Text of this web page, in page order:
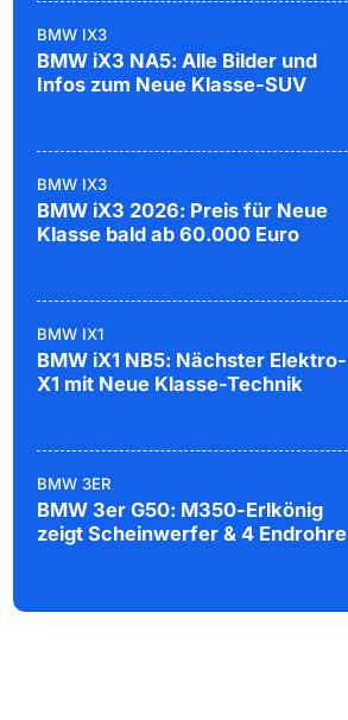
BMW IX3
BMW iX3 NA5: Alle Bilder und
Infos zum Neue Klasse-SUV
BMW IX3
BMW iX3 2026: Preis für Neue
Klasse bald ab 60.000 Euro
BMW IX1
BMW iX1 NB5: Nächster Elektro-
X1 mit Neue Klasse-Technik
BMW 3ER
BMW 3er G50: M350-Erlkönig
zeigt Scheinwerfer & 4 Endrohre